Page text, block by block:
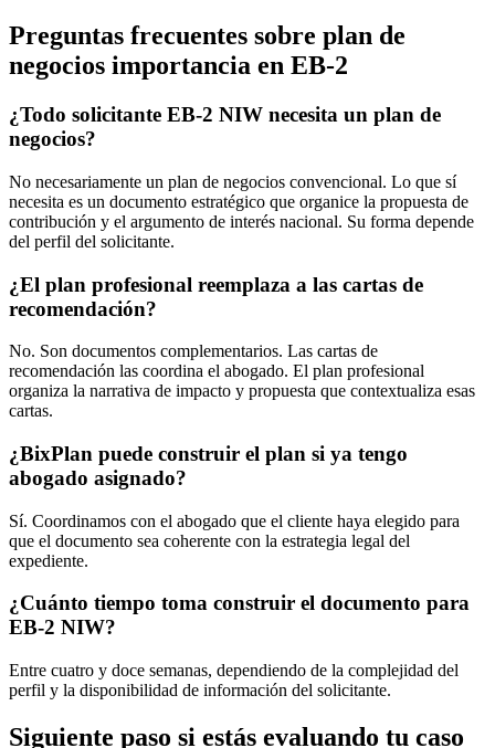
Preguntas frecuentes sobre plan de
negocios importancia en EB-2
¿Todo solicitante EB-2 NIW necesita un plan de
negocios?
No necesariamente un plan de negocios convencional. Lo que sí
necesita es un documento estratégico que organice la propuesta de
contribución y el argumento de interés nacional. Su forma depende
del perfil del solicitante.
¿El plan profesional reemplaza a las cartas de
recomendación?
No. Son documentos complementarios. Las cartas de
recomendación las coordina el abogado. El plan profesional
organiza la narrativa de impacto y propuesta que contextualiza esas
cartas.
¿BixPlan puede construir el plan si ya tengo
abogado asignado?
Sí. Coordinamos con el abogado que el cliente haya elegido para
que el documento sea coherente con la estrategia legal del
expediente.
¿Cuánto tiempo toma construir el documento para
EB-2 NIW?
Entre cuatro y doce semanas, dependiendo de la complejidad del
perfil y la disponibilidad de información del solicitante.
Siguiente paso si estás evaluando tu caso